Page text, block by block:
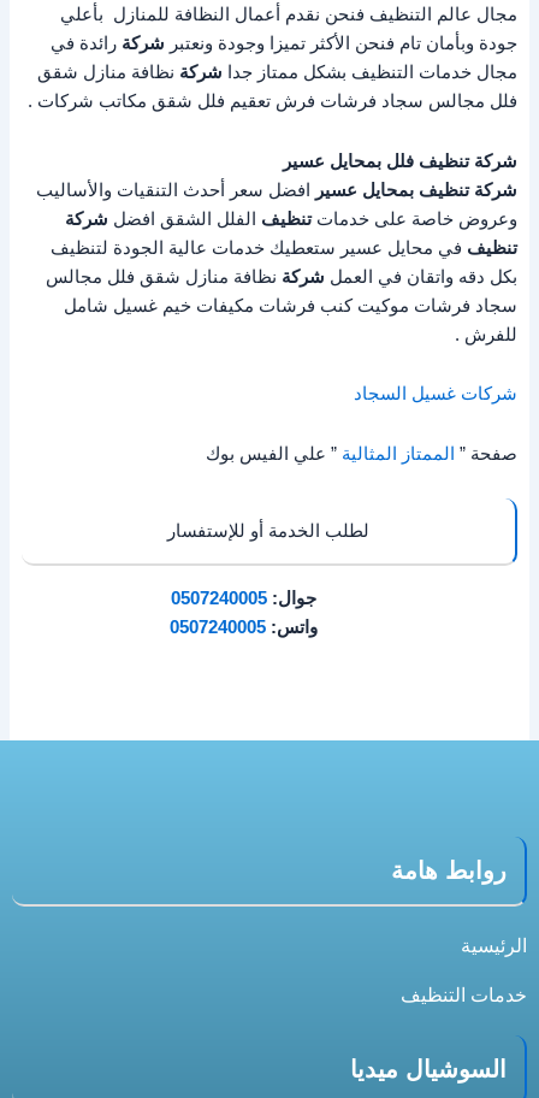
مجال عالم التنظيف فنحن نقدم أعمال النظافة للمنازل بأعلي
جودة وبأمان تام فنحن الأكثر تميزا وجودة ونعتبر شركة رائدة في
مجال خدمات التنظيف بشكل ممتاز جدا شركة نظافة منازل شقق
فلل مجالس سجاد فرشات فرش تعقيم فلل شقق مكاتب شركات .
شركة تنظيف فلل بمحايل عسير
شركة تنظيف بمحايل عسير
افضل سعر أحدث التنقيات والأساليب
وعروض خاصة على خدماتتنظيف الفلل الشقق افضل شركة
تنظيف في محايل عسير ستعطيك خدمات عالية الجودة لتنظيف
بكل دقه واتقان في العمل شركة نظافة منازل شقق فلل مجالس
سجاد فرشات موكيت كنب فرشات مكيفات خيم غسيل شامل
للفرش .
شركات غسيل السجاد
صفحة ” الممتاز المثالية ” علي الفيس بوك
لطلب الخدمة أو للإستفسار
جوال:0507240005
واتس:0507240005
روابط هامة
الرئيسية
خدمات التنظيف
السوشيال ميديا